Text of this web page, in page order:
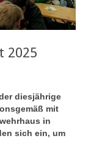
2025
diesjährige
mit
in
sich ein, um